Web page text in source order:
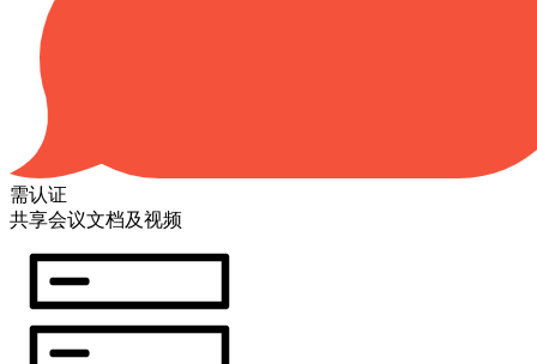
需认证
共享会议文档及视频